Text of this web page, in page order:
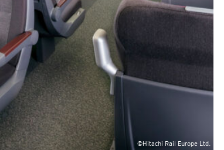
©Hitachi Rail Europe Ltd.